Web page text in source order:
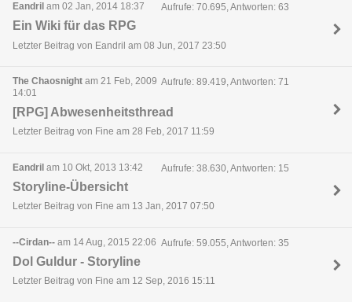
Eandril am 02 Jan, 2014 18:37 Aufrufe: 70.695, Antworten: 63
Ein Wiki für das RPG
Letzter Beitrag von Eandril am 08 Jun, 2017 23:50
The Chaosnight am 21 Feb, 2009
14:01
Aufrufe: 89.419, Antworten: 71
[RPG] Abwesenheitsthread
Letzter Beitrag von Fine am 28 Feb, 2017 11:59
Eandril am 10 Okt, 2013 13:42 Aufrufe: 38.630, Antworten: 15
Storyline-Übersicht
Letzter Beitrag von Fine am 13 Jan, 2017 07:50
--Cirdan-- am 14 Aug, 2015 22:06 Aufrufe: 59.055, Antworten: 35
Dol Guldur - Storyline
Letzter Beitrag von Fine am 12 Sep, 2016 15:11